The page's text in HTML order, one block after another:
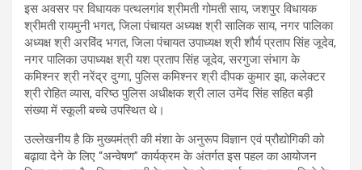
इस अवसर पर विधायक पत्थलगांव श्रीमती गोमती साय, जशपुर विधायक
श्रीमती रायमुनी भगत, जिला पंचायत अध्यक्ष श्री सालिक साय, नगर पालिका
अध्यक्ष श्री अरविंद भगत, जिला पंचायत उपाध्यक्ष श्री शौर्य प्रताप सिंह जूदेव,
नगर पालिका उपाध्यक्ष श्री यश प्रताप सिंह जूदेव, सरगुजा संभाग के
कमिश्नर श्री नरेंद्र दुग्गा, पुलिस कमिश्नर श्री दीपक कुमार झा, कलेक्टर
श्री रोहित व्यास, वरिष्ठ पुलिस अधीक्षक श्री लाल उमेंद सिंह सहित बड़ी
संख्या में स्कूली बच्चे उपस्थित थे।
उल्लेखनीय है कि मुख्यमंत्री की मंशा के अनुरूप विज्ञान एवं प्रौद्योगिकी को
बढ़ावा देने के लिए “अन्वेषण” कार्यक्रम के अंतर्गत इस पहल का आयोजन